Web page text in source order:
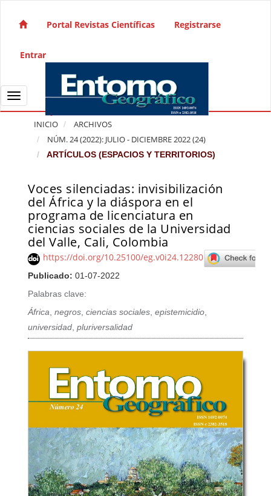
Navegación principal
Barra lateral
Portal Revistas Científicas Registrarse
Entrar
Toggle navigation
INICIO
ARCHIVOS
NÚM. 24 (2022): JULIO - DICIEMBRE 2022 (24)
ARTÍCULOS (ESPACIOS Y TERRITORIOS)
Voces silenciadas: invisibilización
del África y la diáspora en el
programa de licenciatura en
ciencias sociales de la Universidad
del Valle, Cali, Colombia
https://doi.org/10.25100/eg.v0i24.12280
Publicado: 01-07-2022
Palabras clave:
África,negros,ciencias sociales,epistemicidio,
universidad,pluriversalidad
Barra lateral del artículo